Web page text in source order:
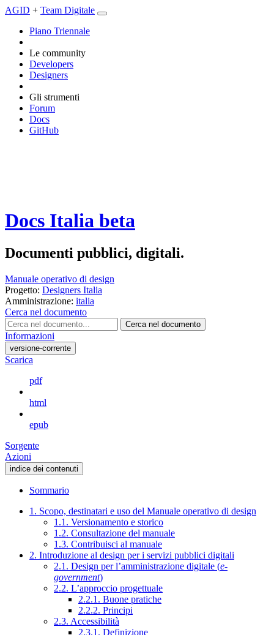
AGID + Team Digitale
Piano Triennale
Le community
Developers
Designers
Gli strumenti
Forum
Docs
GitHub
Docs Italia beta
Documenti pubblici, digitali.
Manuale operativo di design
Progetto: Designers Italia
Amministrazione: italia
Cerca nel documento
Cerca nel documento
Informazioni
versione-corrente
Scarica
pdf
html
epub
Sorgente
Azioni
indice dei contenuti
Sommario
1. Scopo, destinatari e uso del Manuale operativo di design
1.1. Versionamento e storico
1.2. Consultazione del manuale
1.3. Contribuisci al manuale
2. Introduzione al design per i servizi pubblici digitali
2.1. Design per l’amministrazione digitale (e-
government)
2.2. L’approccio progettuale
2.2.1. Buone pratiche
2.2.2. Principi
2.3. Accessibilità
2.3.1. Definizione